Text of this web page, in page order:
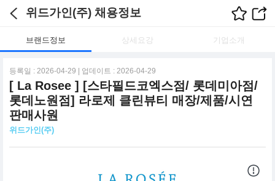
위드가인(주) 채용정보
브랜드정보 상세요강 기업소개
등록일 : 2026-04-29 | 업데이트 : 2026-04-29
[ La Rosee ] [스타필드코엑스점/ 롯데미아점/
롯데노원점] 라로제 클린뷰티 매장/제품/시연
판매사원
위드가인(주)